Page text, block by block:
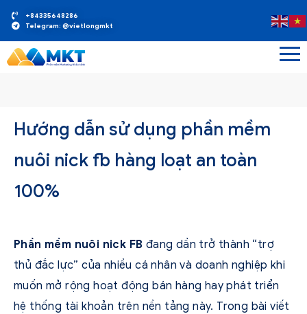
+84335648286
Telegram: @vietlongmkt
Hướng dẫn sử dụng phần mềm
nuôi nick fb hàng loạt an toàn
100%
Phần mềm nuôi nick FB đang dần trở thành “trợ
thủ đắc lực” của nhiều cá nhân và doanh nghiệp khi
muốn mở rộng hoạt động bán hàng hay phát triển
hệ thống tài khoản trên nền tảng này. Trong bài viết